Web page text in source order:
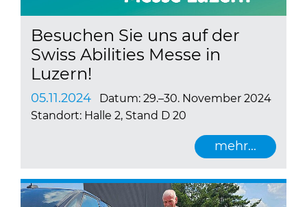
Besuchen Sie uns auf der
Swiss Abilities Messe in
Luzern!
05.11.2024
Datum: 29.–30. November 2024
Standort: Halle 2, Stand D 20
mehr...